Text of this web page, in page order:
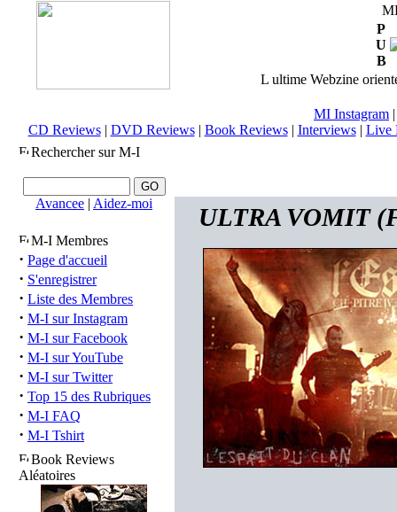
P
U
B
L ultime Webzine
MI Instagram
CD Reviews| DVD Reviews| Book Reviews| Interviews| Live
Rechercher sur M-I
Avancee | Aidez-moi
M-I Membres
· Page d'accueil
· S'enregistrer
· Liste des Membres
· M-I sur Instagram
· M-I sur Facebook
· M-I sur YouTube
· M-I sur Twitter
· Top 15 des Rubriques
· M-I FAQ
· M-I Tshirt
Book Reviews
Aléatoires
ULTRA VOMIT